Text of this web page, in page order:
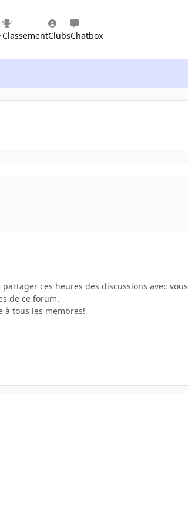
ClassementClubsChatbox
ces heures des discussions avec vous
de ce forum.
à tous les membres!